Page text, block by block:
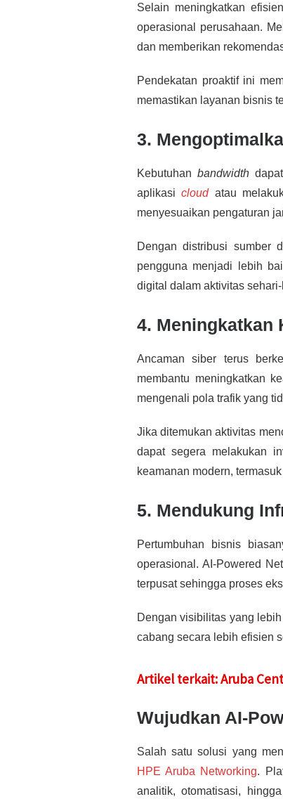
Selain meningkatkan
operasional perusahaan.
dan memberikan
Pendekatan proaktif ini
memastikan layanan bisnis
3.
Kebutuhan bandwidthdapat
aplikasicloudatau
menyesuaikan pengaturan
Dengan distribusi sumber
pengguna menjadi lebih
digital dalam aktivitas
4. Meningkatkan
Ancaman siber terus
membantu meningkatkan
mengenali pola trafik yang
Jika ditemukan aktivitas
dapat segera melakukan
keamanan modern,
5. Mendukung
Pertumbuhan bisnis
operasional. AI-Powered
terpusat sehingga proses
Dengan visibilitas yang
cabang secara lebih efisien
Artikel terkait: Aruba
Wujudkan AI-
Salah satu solusi yang
HPE Aruba Networking.
analitik, otomatisasi,